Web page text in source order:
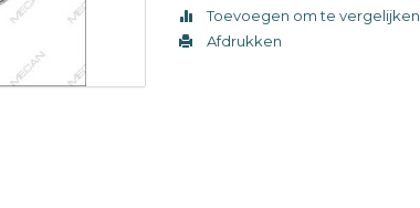
Toevoegen om te vergelijken
Afdrukken